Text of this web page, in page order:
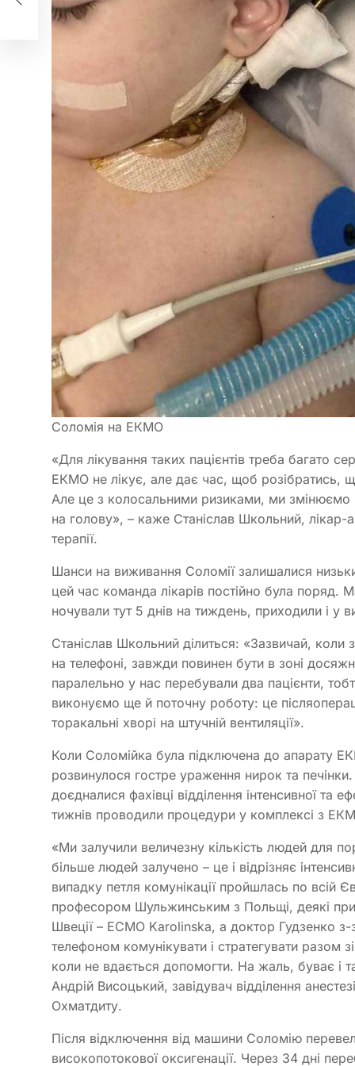
Соломія на ЕКМО
«Для лікування таких пацієнтів треба багато
ЕКМО не лікує, але дає час, щоб розібратись,
Але це з колосальними ризиками, ми змінюємо
на голову», – каже Станіслав Школьний, лікар-
терапії.
Шанси на виживання Соломії залишалися
цей час команда лікарів постійно була поряд.
ночували тут 5 днів на тиждень, приходили і у
Станіслав Школьний ділиться: «Зазвичай,
на телефоні, завжди повинен бути в зоні
паралельно у нас перебували два пацієнти,
виконуємо ще й поточну роботу: це
торакальні хворі на штучній вентиляції».
Коли Соломійка була підключена до апарату
розвинулося гостре ураження нирок та
доєдналися фахівці відділення інтенсивної та
тижнів проводили процедури у комплексі з
«Ми залучили величезну кількість людей для
більше людей залучено – це і відрізняє
випадку петля комунікації пройшлась по всій
професором Шульжинським з Польщі, деякі
Швеції – ECMO Karolinska, а доктор Гудзенко з-
телефоном комунікувати і стратегувати
коли не вдається допомогти. На жаль, буває і
Андрій Висоцький, завідувач відділення
Охматдиту.
Після відключення від машини Соломію
високопотокової оксигенації. Через 34 дні